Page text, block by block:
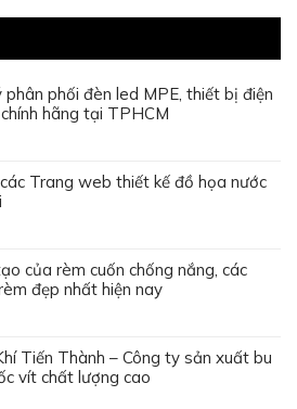
phân phối đèn led MPE, thiết bị điện
hãng tại TPHCM
Trang web thiết kế đồ họa nước
của rèm cuốn chống nắng, các
đẹp nhất hiện nay
Tiến Thành – Công ty sản xuất bu
vít chất lượng cao